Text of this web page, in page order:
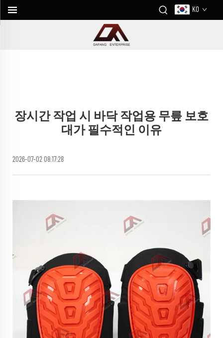
KO
장시간 작업 시 바닥 작업용 무릎 보호
대가 필수적인 이유
2026-07-02 08:17:28